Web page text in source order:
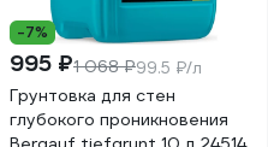
-7%
995 ₽1 068 ₽99.5 ₽/л
Грунтовка для стен
глубокого проникновения